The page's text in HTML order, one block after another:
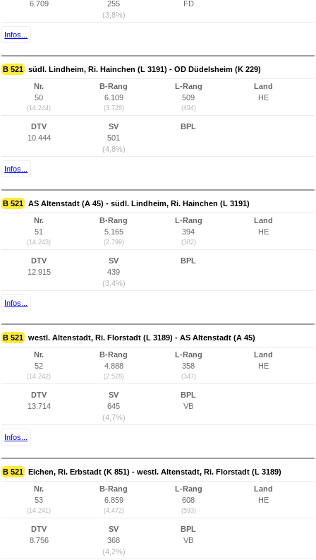
6.709
255
(3,8%)
FD
Infos...
B 521 südl. Lindheim, Ri. Hainchen (L 3191) - OD Düdelsheim (K 229)
Nr.
50
(14.244)
B-Rang
6.109
(3.728)
L-Rang
509
(494)
Land
HE
DTV
10.444
SV
501
(4,8%)
BPL
Infos...
B 521 AS Altenstadt (A 45) - südl. Lindheim, Ri. Hainchen (L 3191)
Nr.
51
(14.243)
B-Rang
5.165
(2.799)
L-Rang
394
(382)
Land
HE
DTV
12.915
SV
439
(3,4%)
BPL
Infos...
B 521 westl. Altenstadt, Ri. Florstadt (L 3189) - AS Altenstadt (A 45)
Nr.
52
(14.242)
B-Rang
4.888
(2.528)
L-Rang
358
(347)
Land
HE
DTV
13.714
SV
645
(4,7%)
BPL
VB
Infos...
B 521 Eichen, Ri. Erbstadt (K 851) - westl. Altenstadt, Ri. Florstadt (L 3189)
Nr.
53
(14.241)
B-Rang
6.859
(4.472)
L-Rang
608
(593)
Land
HE
DTV
8.756
SV
368
(4,2%)
BPL
VB